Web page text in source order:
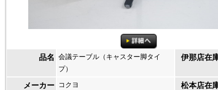
品名
会議テーブル（キャスター脚タイ
プ）
伊那店在
メーカー コクヨ 松本店在